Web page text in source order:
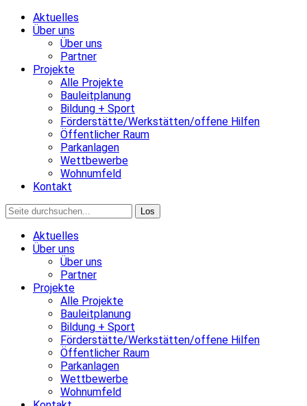
Aktuelles
Über uns
Über uns
Partner
Projekte
Alle Projekte
Bauleitplanung
Bildung + Sport
Förderstätte/Werkstätten/offene Hilfen
Öffentlicher Raum
Parkanlagen
Wettbewerbe
Wohnumfeld
Kontakt
Aktuelles
Über uns
Über uns
Partner
Projekte
Alle Projekte
Bauleitplanung
Bildung + Sport
Förderstätte/Werkstätten/offene Hilfen
Öffentlicher Raum
Parkanlagen
Wettbewerbe
Wohnumfeld